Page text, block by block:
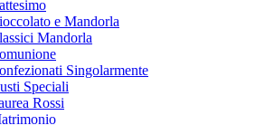
e Mandorla
Mandorla
Singolarmente
Speciali
Rossi